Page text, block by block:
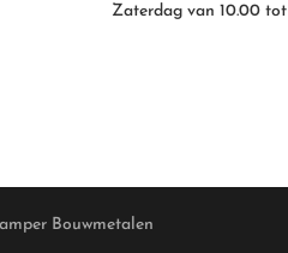
Zaterdag van 10.00 tot
Bouwmetalen